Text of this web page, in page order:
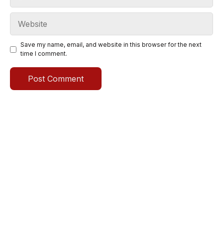
Save my name, email, and website in this browser for the next
time I comment.